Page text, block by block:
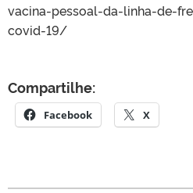
vacina-pessoal-da-linha-de-
covid-19/
Compartilhe:
Facebook X